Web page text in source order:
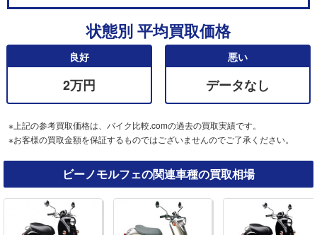
状態別 平均買取価格
良好
2万円
悪い
データなし
※上記の参考買取価格は、バイク比較.comの過去の買取実績です。
※お客様の買取金額を保証するものではございませんのでご了承ください。
ビーノモルフェの関連車種の買取相場